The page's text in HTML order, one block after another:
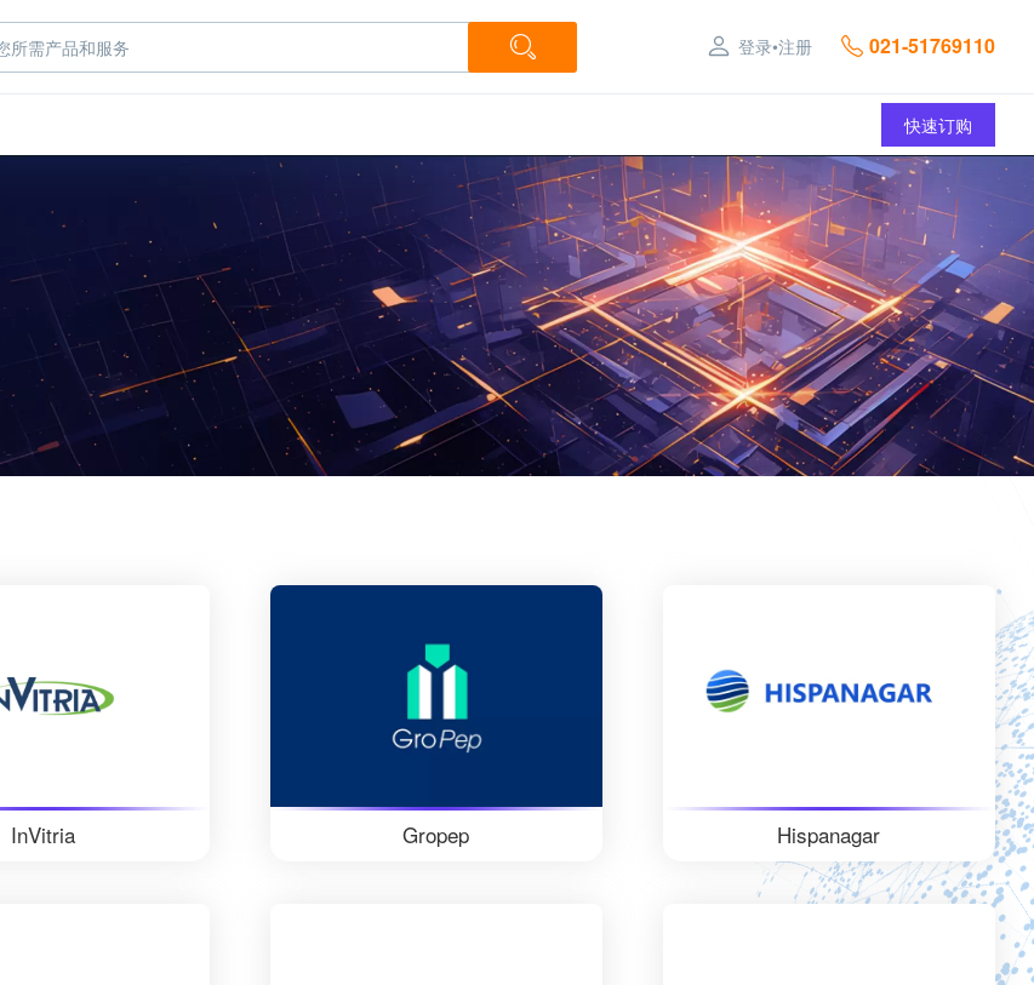
登录•注册 021-51769110
快速订购
InVitria Gropep Hispanagar